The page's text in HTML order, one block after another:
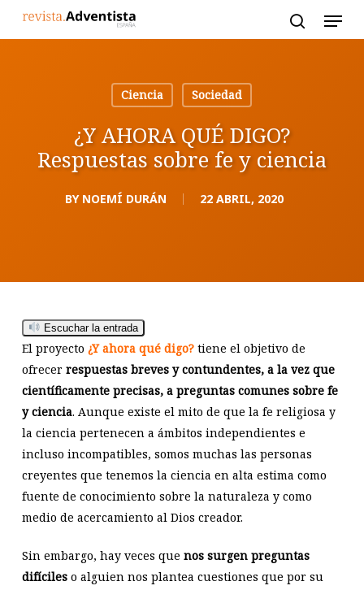
Ciencia
Sociedad
¿Y AHORA QUÉ DIGO?
Respuestas sobre fe y ciencia
BY NOEMÍ DURÁN 22 ABRIL, 2020
Escuchar la entrada
El proyecto ¿Y ahora qué digo? tiene el objetivo de
ofrecer respuestas breves y contundentes, a la vez que
científicamente precisas, a preguntas comunes sobre fe
y ciencia. Aunque existe el mito de que la fe religiosa y
la ciencia pertenecen a ámbitos independientes e
incluso incompatibles, somos muchas las personas
creyentes que tenemos la ciencia en alta estima como
fuente de conocimiento sobre la naturaleza y como
medio de acercamiento al Dios creador.
Sin embargo, hay veces que nos surgen preguntas
difícileso alguien nos plantea cuestiones que por su